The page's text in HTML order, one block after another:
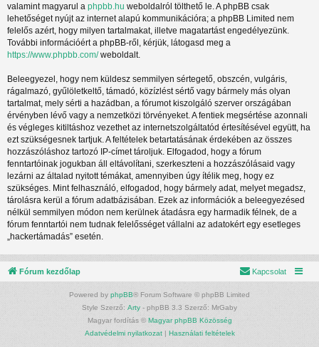
valamint magyarul a phpbb.hu weboldalról tölthető le. A phpBB csak
lehetőséget nyújt az internet alapú kommunikációra; a phpBB Limited nem
felelős azért, hogy milyen tartalmakat, illetve magatartást engedélyezünk.
További információért a phpBB-ről, kérjük, látogasd meg a
https://www.phpbb.com/weboldalt.
Beleegyezel, hogy nem küldesz semmilyen sértegető, obszcén, vulgáris,
rágalmazó, gyűlöletkeltő, támadó, közízlést sértő vagy bármely más olyan
tartalmat, mely sérti a hazádban, a fórumot kiszolgáló szerver országában
érvényben lévő vagy a nemzetközi törvényeket. A fentiek megsértése azonnali
és végleges kitiltáshoz vezethet az internetszolgáltatód értesítésével együtt, ha
ezt szükségesnek tartjuk. A feltételek betartatásának érdekében az összes
hozzászóláshoz tartozó IP-címet tároljuk. Elfogadod, hogy a fórum
fenntartóinak jogukban áll eltávolítani, szerkeszteni a hozzászólásaid vagy
lezárni az általad nyitott témákat, amennyiben úgy ítélik meg, hogy ez
szükséges. Mint felhasználó, elfogadod, hogy bármely adat, melyet megadsz,
tárolásra kerül a fórum adatbázisában. Ezek az információk a beleegyezésed
nélkül semmilyen módon nem kerülnek átadásra egy harmadik félnek, de a
fórum fenntartói nem tudnak felelősséget vállalni az adatokért egy esetleges
„hackertámadás” esetén.
Fórum kezdőlap Kapcsolat
Powered by phpBB® Forum Software © phpBB Limited
Style Szerző: Arty - phpBB 3.3 Szerző: MrGaby
Magyar fordítás © Magyar phpBB Közösség
Adatvédelmi nyilatkozat| Használati feltételek